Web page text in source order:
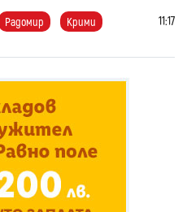
Радомир Крими 11:17